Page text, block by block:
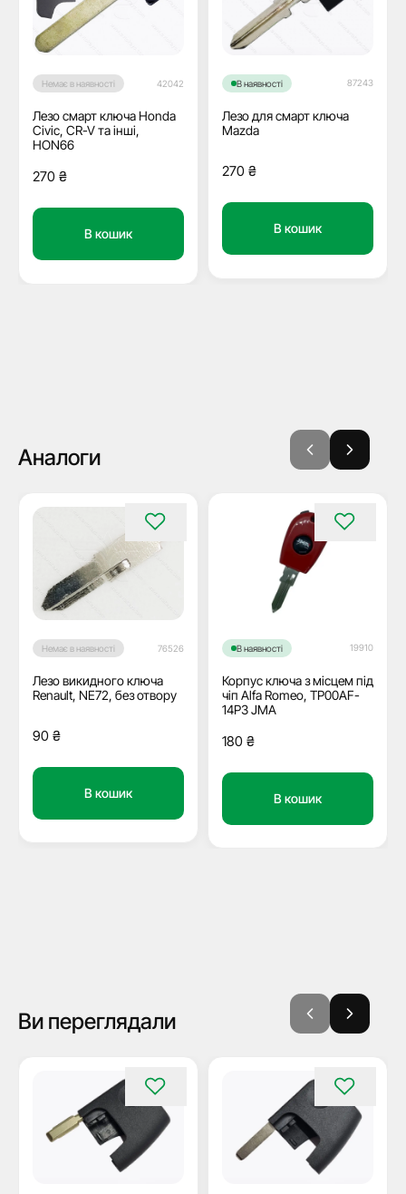
Немає в наявності 42042
Лезо смарт ключа Honda
Civic, CR-V та інші,
HON66
270 ₴
В кошик
В наявності 87243
Лезо для смарт ключа
Mazda
270 ₴
В кошик
Аналоги
Немає в наявності 76526
Лезо викидного ключа
Renault, NE72, без отвору
90 ₴
В кошик
В наявності 19910
Корпус ключа з місцем під
чіп Alfa Romeo, TP00AF-
14P3 JMA
180 ₴
В кошик
Ви переглядали